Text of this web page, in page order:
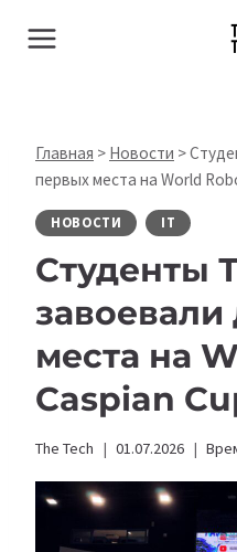
Главная > Новости >
первых места на World
НОВОСТИ IT
Студенты
места на
Caspian
The Tech 01.07.2026